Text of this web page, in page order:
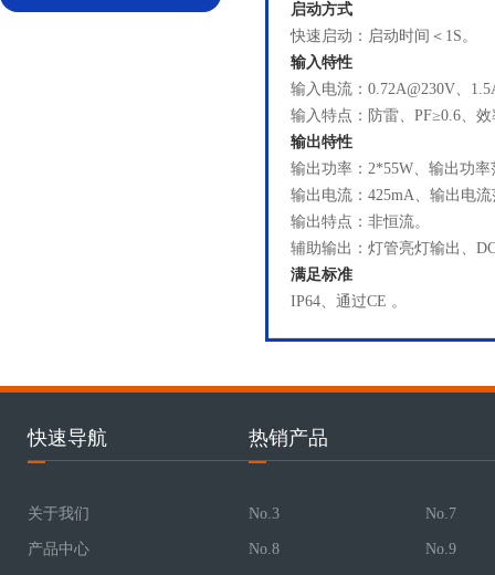
启动方式
快速启动：启动时间＜1S。
输入特性
输入电流：0.72A@230V、
输入特点：防雷、PF≥0.6、效
输出特性
输出功率：2*55W、输出功
输出电流：425mA、输出电
输出特点：非恒流。
辅助输出：灯管亮灯输出、
满足标准
IP64、通过CE 。
快速导航
关于我们
产品中心
热销产品
No.3 No.7
No.8 No.9